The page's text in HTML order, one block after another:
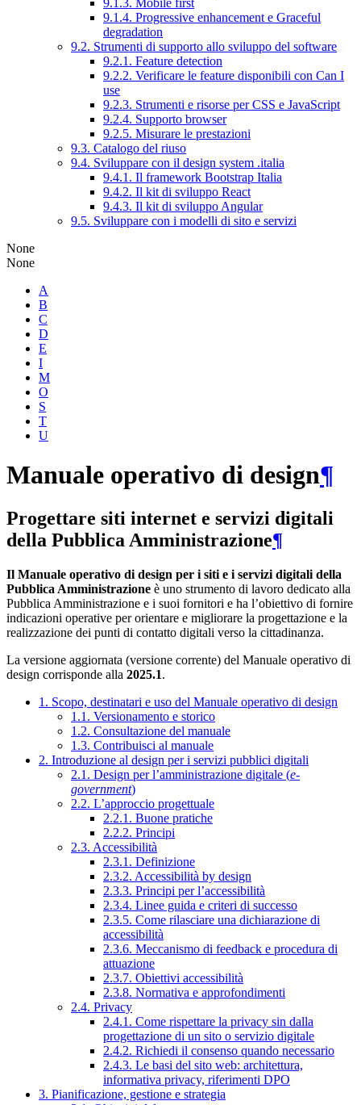
9.1.3. Mobile first
9.1.4. Progressive enhancement e Graceful
degradation
9.2. Strumenti di supporto allo sviluppo del software
9.2.1. Feature detection
9.2.2. Verificare le feature disponibili con Can I
use
9.2.3. Strumenti e risorse per CSS e JavaScript
9.2.4. Supporto browser
9.2.5. Misurare le prestazioni
9.3. Catalogo del riuso
9.4. Sviluppare con il design system .italia
9.4.1. Il framework Bootstrap Italia
9.4.2. Il kit di sviluppo React
9.4.3. Il kit di sviluppo Angular
9.5. Sviluppare con i modelli di sito e servizi
None
None
A
B
C
D
E
I
M
O
S
T
U
Manuale operativo di design¶
Progettare siti internet e servizi digitali
della Pubblica Amministrazione¶
Il Manuale operativo di design per i siti e i servizi digitali della
Pubblica Amministrazione è uno strumento di lavoro dedicato alla
Pubblica Amministrazione e i suoi fornitori e ha l’obiettivo di fornire
indicazioni operative per orientare e migliorare la progettazione e la
realizzazione dei punti di contatto digitali verso la cittadinanza.
La versione aggiornata (versione corrente) del Manuale operativo di
design corrisponde alla 2025.1.
1. Scopo, destinatari e uso del Manuale operativo di design
1.1. Versionamento e storico
1.2. Consultazione del manuale
1.3. Contribuisci al manuale
2. Introduzione al design per i servizi pubblici digitali
2.1. Design per l’amministrazione digitale (e-
government)
2.2. L’approccio progettuale
2.2.1. Buone pratiche
2.2.2. Principi
2.3. Accessibilità
2.3.1. Definizione
2.3.2. Accessibilità by design
2.3.3. Principi per l’accessibilità
2.3.4. Linee guida e criteri di successo
2.3.5. Come rilasciare una dichiarazione di
accessibilità
2.3.6. Meccanismo di feedback e procedura di
attuazione
2.3.7. Obiettivi accessibilità
2.3.8. Normativa e approfondimenti
2.4. Privacy
2.4.1. Come rispettare la privacy sin dalla
progettazione di un sito o servizio digitale
2.4.2. Richiedi il consenso quando necessario
2.4.3. Le basi del sito web: architettura,
informativa privacy, riferimenti DPO
3. Pianificazione, gestione e strategia